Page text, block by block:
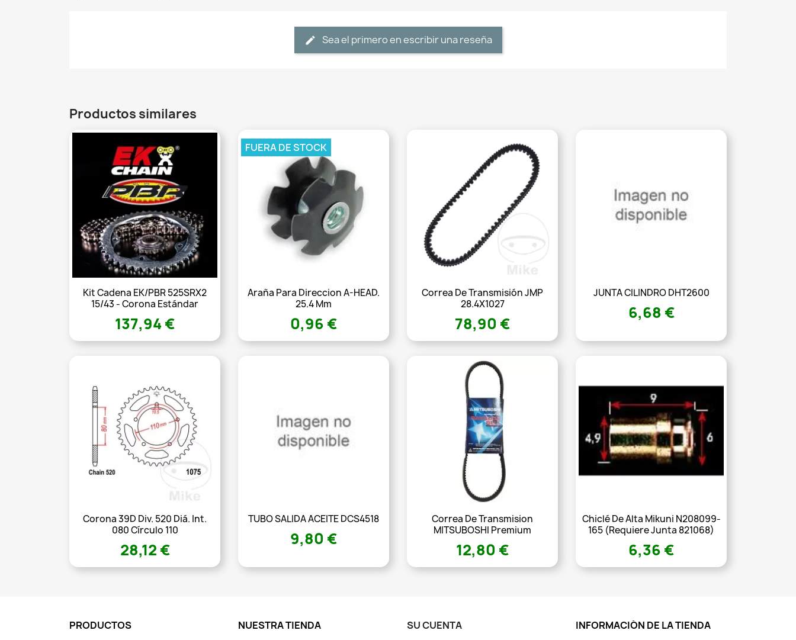
Sea el primero en escribir una reseña
Productos similares
Kit Cadena EK/PBR 525SRX2
15/43 - Corona Estándar
137,94 €
Araña Para Direccion A-HEAD.
25.4 Mm
0,96 €
FUERA DE STOCK
Correa De Transmisión JMP
28.4X1027
78,90 €
JUNTA CILINDRO DHT2600
6,68 €
Corona 39D Div. 520 Diá. Int.
080 Círculo 110
28,12 €
TUBO SALIDA ACEITE DCS4518
9,80 €
Correa De Transmision
MITSUBOSHI Premium
12,80 €
Chiclé De Alta Mikuni N208099-
165 (requiere Junta 821068)
6,36 €
PRODUCTOS NUESTRA TIENDA SU CUENTA INFORMACIÓN DE LA TIENDA